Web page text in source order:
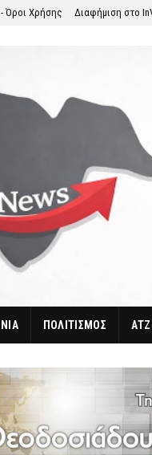
- Όροι Χρήσης Διαφήμιση στο
ΠΟΛΙΤΙΣΜΟΣ